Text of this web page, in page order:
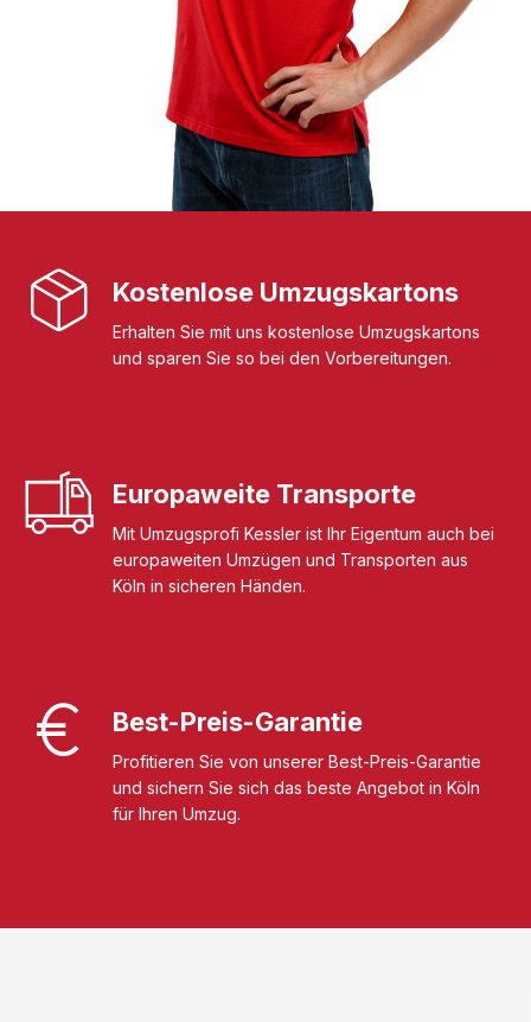
Kostenlose Umzugskartons
Erhalten Sie mit uns kostenlose Umzugskartons
und sparen Sie so bei den Vorbereitungen.
Europaweite Transporte
Mit Umzugsprofi Kessler ist Ihr Eigentum auch bei
europaweiten Umzügen und Transporten aus
Köln in sicheren Händen.
Best-Preis-Garantie
Profitieren Sie von unserer Best-Preis-Garantie
und sichern Sie sich das beste Angebot in Köln
für Ihren Umzug.